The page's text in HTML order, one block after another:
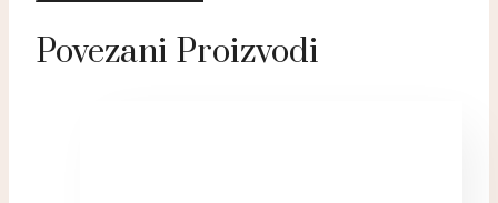
Povezani Proizvodi